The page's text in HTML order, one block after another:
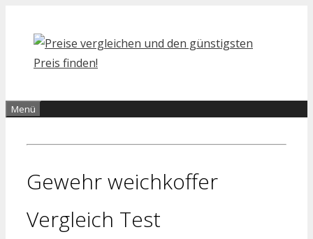
Inhalt
springen
Menü
Gewehr weichkoffer
Vergleich Test